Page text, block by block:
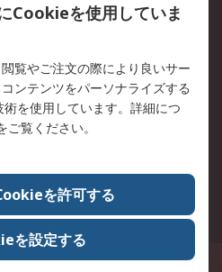
採用情報
コーポレートサイト
RSの歴史
認証について
区神戸町134番地 横浜ビジネスパーク ウ
Cookieを使用していま
覧やご注文の際により良いサー
ンテンツをパーソナライズする
を使用しています。詳細につ
ご覧ください。
を許可する
を設定する